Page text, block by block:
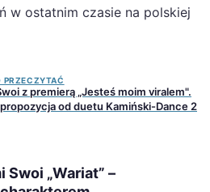
w ostatnim czasie na polskiej
PRZECZYTAĆ
z premierą „Jesteś moim viralem".
od duetu Kamiński-Dance 2
Swoi „Wariat” –